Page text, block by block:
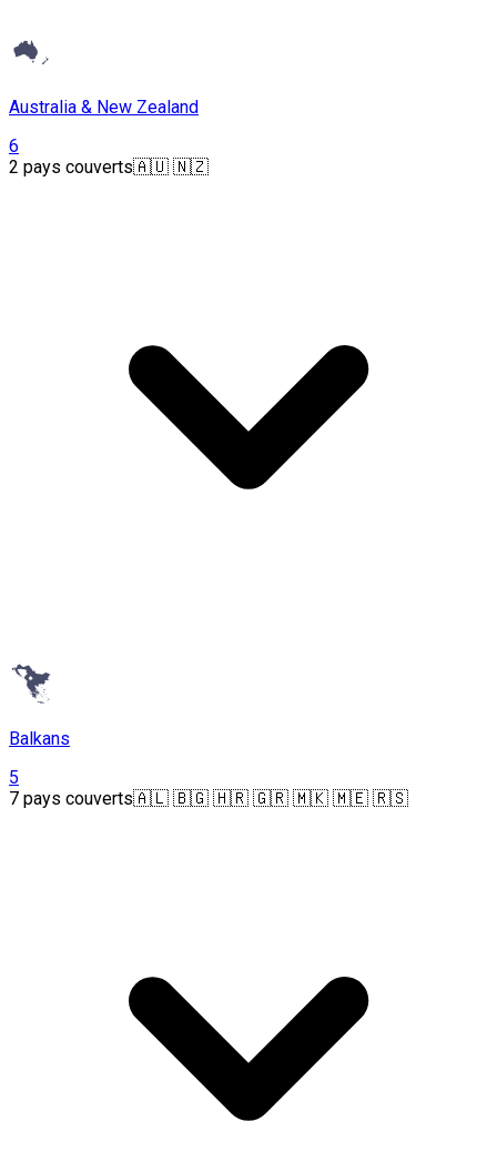
Australia & New Zealand
6
2 pays couverts🇦🇺 🇳🇿
Balkans
5
7 pays couverts🇦🇱 🇧🇬 🇭🇷 🇬🇷 🇲🇰 🇲🇪 🇷🇸